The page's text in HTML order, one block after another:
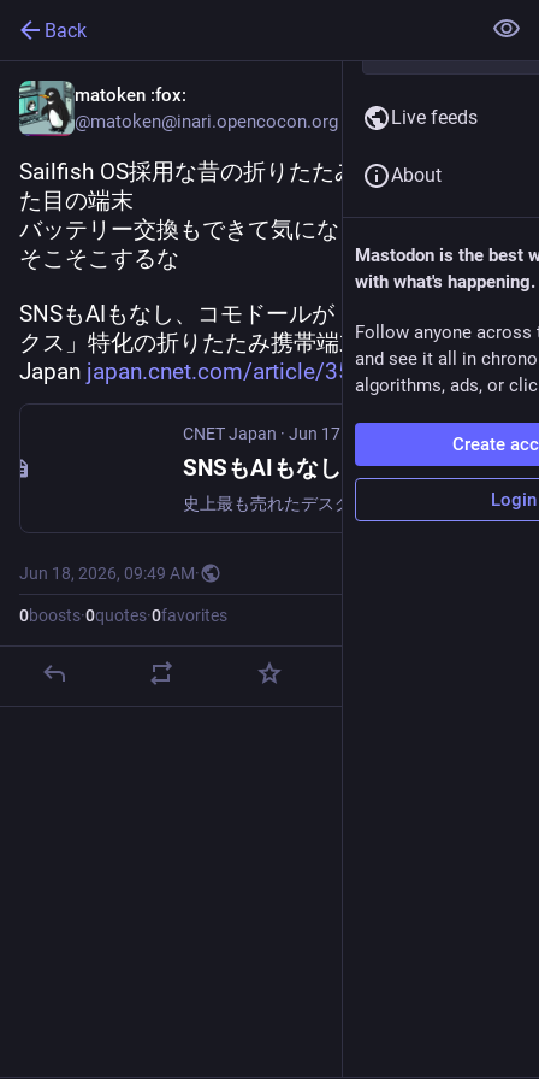
Back
matoken :fox:
@matoken@inari.opencocon.org
Sailfish OS採用な昔の折りたたみガラケーぽい見
た目の端末
バッテリー交換もできて気になるけどお値段が
そこそこするな
SNSもAIもなし、コモドールが「デジタルデトッ
クス」特化の折りたたみ携帯端末を発表 - CNET
Japan japan.cnet.com/article/3524902
CNET Japan · Jun 17
SNSもAIもなし、コモドールが「デジタルデトックス」特化の折りたたみ携帯端末を発表
Jun 18, 2026, 09:49 AM·
0boosts·0quotes·0favorites
Live feeds
About
Mastodon is the best
with what's happening.
Follow anyone across
and see it all in
algorithms, ads, or
Create
Login